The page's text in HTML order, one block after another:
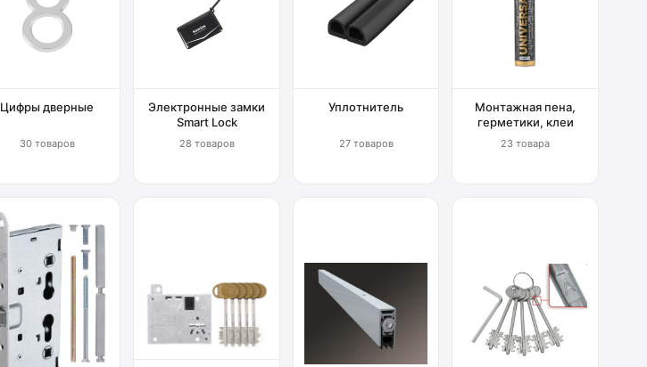
Цифры дверные
30 товаров
Электронные замки
Smart Lock
28 товаров
Уплотнитель
27 товаров
Монтажная пена,
герметики, клеи
23 товара